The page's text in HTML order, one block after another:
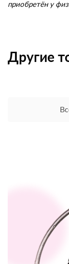
приобретён у
Другие